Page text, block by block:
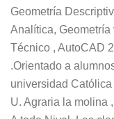
Geometría
Analítica,
Técnico , AutoCAD
.Orientado a
universidad
U. Agraria la molina